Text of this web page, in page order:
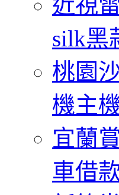
silk黑
桃園
機主
宜蘭
車借